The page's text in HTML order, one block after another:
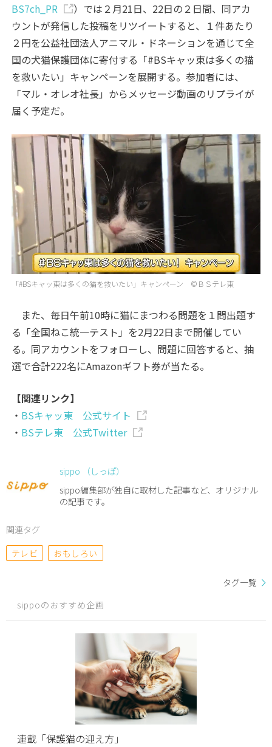
BS7ch_PR
）では２月21日、22日の２日間、同アカ
ウントが発信した投稿をリツイートすると、１件あたり
２円を公益社団法人アニマル・ドネーションを通じて全
国の犬猫保護団体に寄付する「#BSキャッ東は多くの猫
を救いたい」キャンペーンを展開する。参加者には、
「マル・オレオ社長」からメッセージ動画のリプライが
届く予定だ。
「#BSキャッ東は多くの猫を救いたい」キャンペーン ©ＢＳテレ東
また、毎日午前10時に猫にまつわる問題を１問出題す
る「全国ねこ統一テスト」を2月22日まで開催してい
る。同アカウントをフォローし、問題に回答すると、抽
選で合計222名にAmazonギフト券が当たる。
【関連リンク】
・ BSキャッ東 公式サイト
・ BSテレ東 公式Twitter
sippo （しっぽ）
sippo編集部が独自に取材した記事など、オリジナル
の記事です。
関連タグ
テレビ
おもしろい
タグ一覧
sippoのおすすめ企画
連載「保護猫の迎え方」